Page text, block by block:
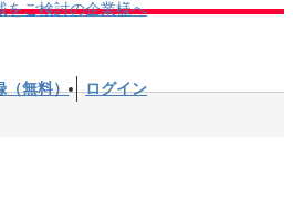
をご検討の企業様へ
（無料） ログイン